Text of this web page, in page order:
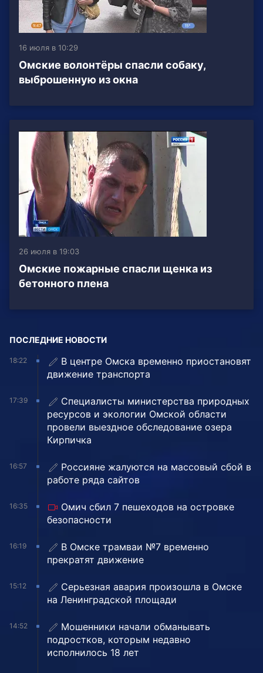
16 июля в 10:29
Омские волонтёры спасли собаку,
выброшенную из окна
26 июля в 19:03
Омские пожарные спасли щенка из
бетонного плена
ПОСЛЕДНИЕ НОВОСТИ
18:22
В центре Омска временно приостановят
движение транспорта
17:39
Специалисты министерства природных
ресурсов и экологии Омской области
провели выездное обследование озера
Кирпичка
16:57
Россияне жалуются на массовый сбой в
работе ряда сайтов
16:35
Омич сбил 7 пешеходов на островке
безопасности
16:19
В Омске трамваи №7 временно
прекратят движение
15:12
Серьезная авария произошла в Омске
на Ленинградской площади
14:52
Мошенники начали обманывать
подростков, которым недавно
исполнилось 18 лет